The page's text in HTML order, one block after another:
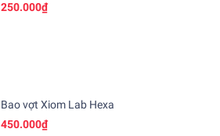
250.000₫
Bao vợt Xiom Lab Hexa
450.000₫